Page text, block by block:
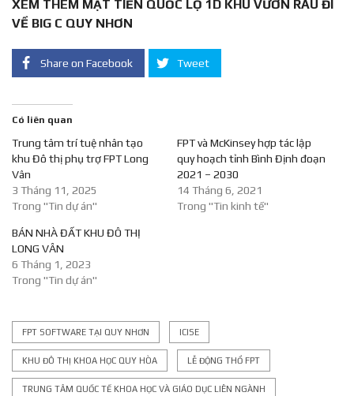
XEM THÊM MẶT TIỀN QUỐC LỘ 1D KHU VƯỜN RAU ĐI
VỀ BIG C QUY NHƠN
Share on Facebook Tweet
Có liên quan
Trung tâm trí tuệ nhân tạo
khu Đô thị phụ trợ FPT Long
Vân
3 Tháng 11, 2025
Trong "Tin dự án"
FPT và McKinsey hợp tác lập
quy hoạch tỉnh Bình Định đoạn
2021 – 2030
14 Tháng 6, 2021
Trong "Tin kinh tế"
BÁN NHÀ ĐẤT KHU ĐÔ THỊ
LONG VÂN
6 Tháng 1, 2023
Trong "Tin dự án"
FPT SOFTWARE TẠI QUY NHƠN ICISE
KHU ĐÔ THỊ KHOA HỌC QUY HÒA LỄ ĐỘNG THỔ FPT
TRUNG TÂM QUỐC TẾ KHOA HỌC VÀ GIÁO DỤC LIÊN NGÀNH